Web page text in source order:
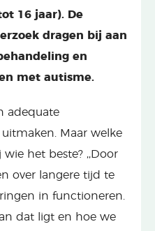
16 jaar). De
dragen bij aan
en
met autisme.
adequate
Maar welke
het beste? ,,Door
over langere tijd te
in functioneren.
dat ligt en hoe we